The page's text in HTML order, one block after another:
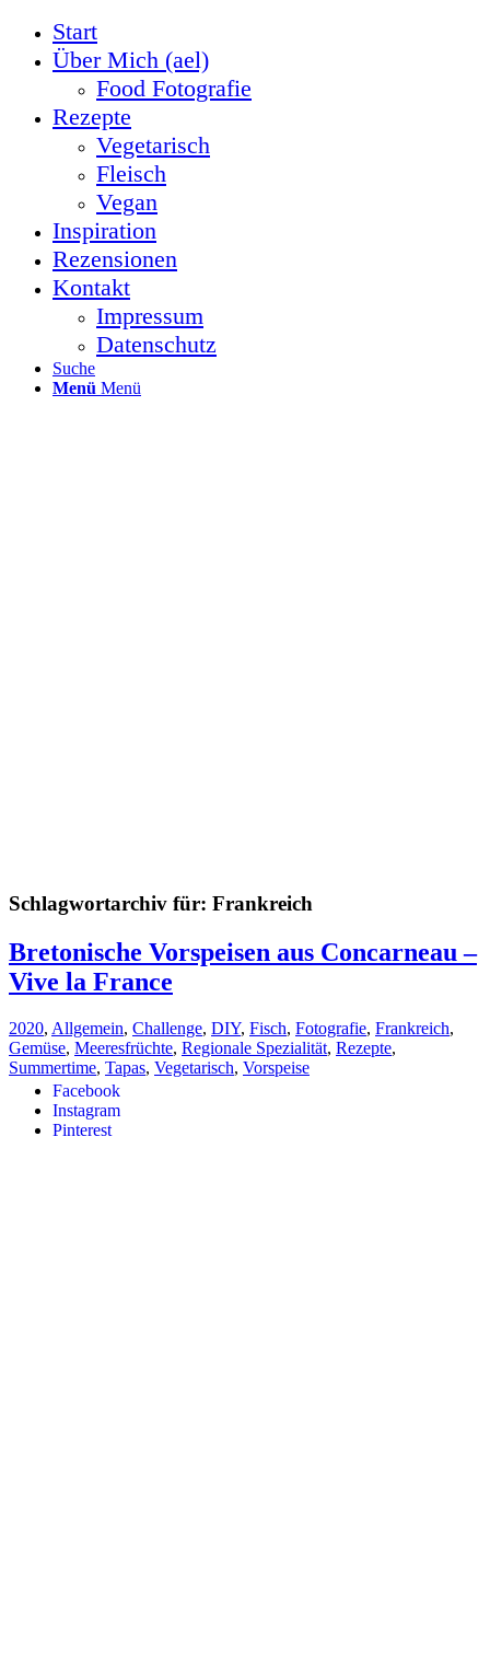
Start
Über Mich (ael)
Food Fotografie
Rezepte
Vegetarisch
Fleisch
Vegan
Inspiration
Rezensionen
Kontakt
Impressum
Datenschutz
Suche
Menü Menü
Facebook
Instagram
Pinterest
Schlagwortarchiv für: Frankreich
Bretonische Vorspeisen aus Concarneau –
Vive la France
2020, Allgemein, Challenge, DIY, Fisch, Fotografie, Frankreich,
Gemüse, Meeresfrüchte, Regionale Spezialität, Rezepte,
Summertime, Tapas, Vegetarisch, Vorspeise